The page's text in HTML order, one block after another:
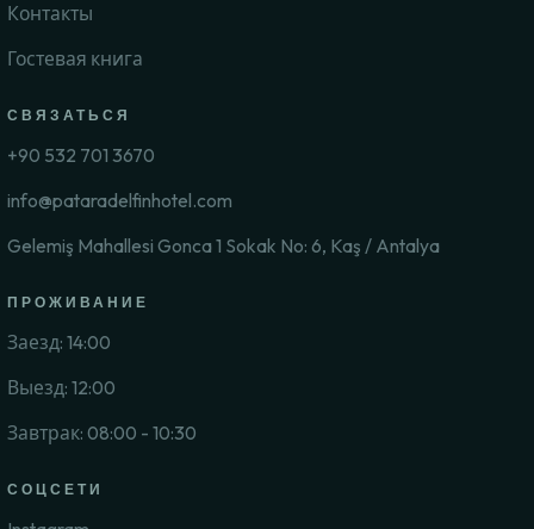
Контакты
Гостевая книга
СВЯЗАТЬСЯ
+90 532 701 3670
info@pataradelfinhotel.com
Gelemiş Mahallesi Gonca 1 Sokak No: 6, Kaş / Antalya
ПРОЖИВАНИЕ
Заезд: 14:00
Выезд: 12:00
Завтрак: 08:00 - 10:30
СОЦСЕТИ